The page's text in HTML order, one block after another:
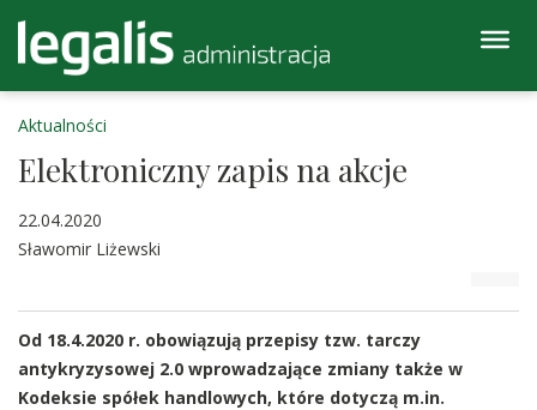
Aktualności
Elektroniczny zapis na akcje
22.04.2020
Sławomir Liżewski
Od 18.4.2020 r. obowiązują przepisy tzw. tarczy
antykryzysowej 2.0 wprowadzające zmiany także w
Kodeksie spółek handlowych, które dotyczą m.in.